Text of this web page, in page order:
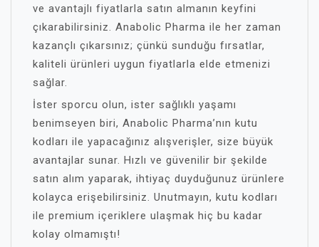
ve avantajlı fiyatlarla satın almanın keyfini
çıkarabilirsiniz. Anabolic Pharma ile her zaman
kazançlı çıkarsınız; çünkü sunduğu fırsatlar,
kaliteli ürünleri uygun fiyatlarla elde etmenizi
sağlar.
İster sporcu olun, ister sağlıklı yaşamı
benimseyen biri, Anabolic Pharma’nın kutu
kodları ile yapacağınız alışverişler, size büyük
avantajlar sunar. Hızlı ve güvenilir bir şekilde
satın alım yaparak, ihtiyaç duyduğunuz ürünlere
kolayca erişebilirsiniz. Unutmayın, kutu kodları
ile premium içeriklere ulaşmak hiç bu kadar
kolay olmamıştı!